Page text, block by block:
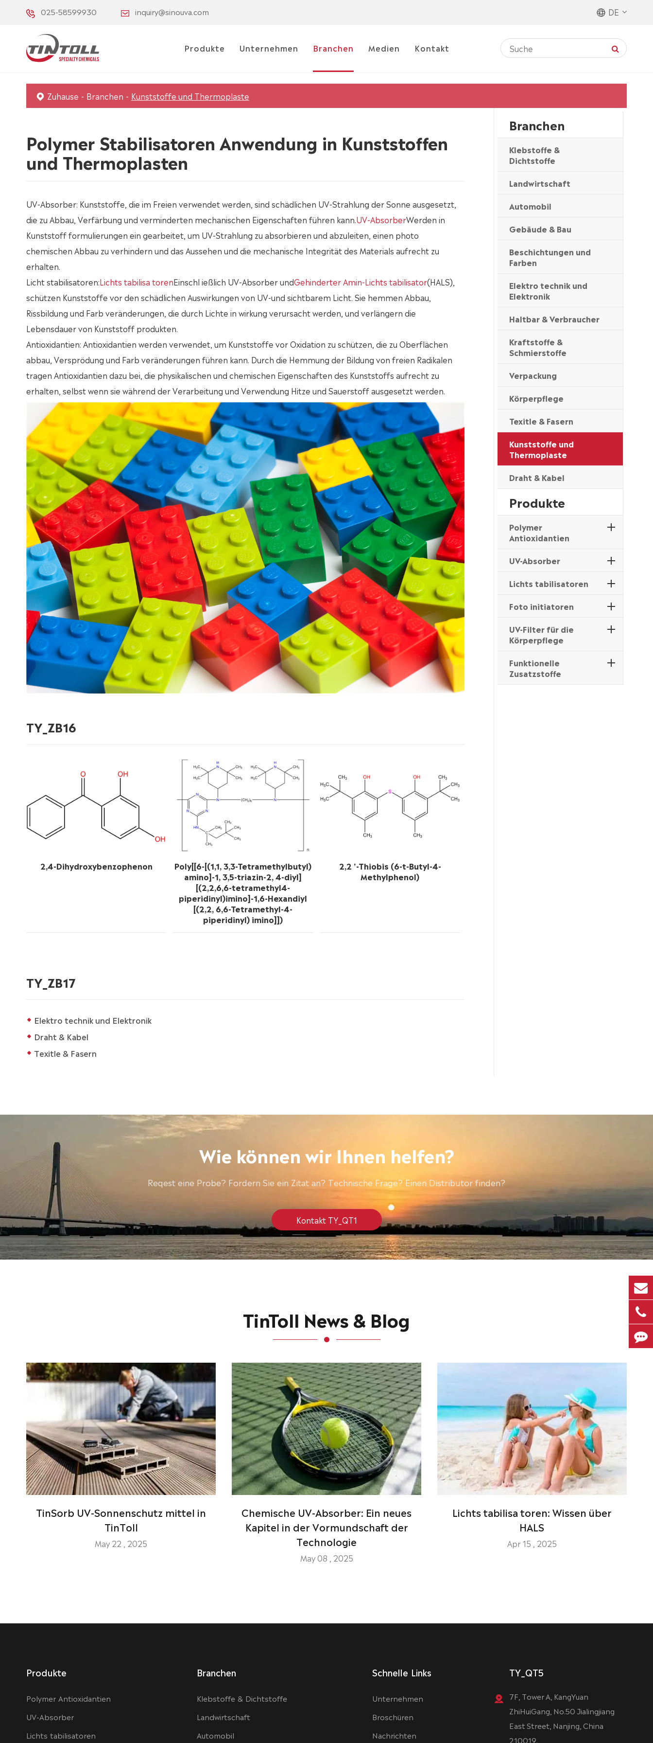
025-58599930 inquiry@sinouva.com DE
Produkte Unternehmen Branchen Medien Kontakt
Zuhause Branchen Kunststoffe und Thermoplaste
Polymer Stabilisatoren Anwendung in Kunststoffen
und Thermoplasten
UV-Absorber: Kunststoffe, die im Freien verwendet werden, sind schädlichen UV-Strahlung der Sonne ausgesetzt,
die zu Abbau, Verfärbung und verminderten mechanischen Eigenschaften führen kann.UV-AbsorberWerden in
Kunststoff formulierungen ein gearbeitet, um UV-Strahlung zu absorbieren und abzuleiten, einen photo
chemischen Abbau zu verhindern und das Aussehen und die mechanische Integrität des Materials aufrecht zu
erhalten.
Licht stabilisatoren:Lichts tabilisa torenEinschl ießlich UV-Absorber undGehinderter Amin-Lichts tabilisator(HALS),
schützen Kunststoffe vor den schädlichen Auswirkungen von UV-und sichtbarem Licht. Sie hemmen Abbau,
Rissbildung und Farb veränderungen, die durch Lichte in wirkung verursacht werden, und verlängern die
Lebensdauer von Kunststoff produkten.
Antioxidantien: Antioxidantien werden verwendet, um Kunststoffe vor Oxidation zu schützen, die zu Oberflächen
abbau, Versprödung und Farb veränderungen führen kann. Durch die Hemmung der Bildung von freien Radikalen
tragen Antioxidantien dazu bei, die physikalischen und chemischen Eigenschaften des Kunststoffs aufrecht zu
erhalten, selbst wenn sie während der Verarbeitung und Verwendung Hitze und Sauerstoff ausgesetzt werden.
TY_ZB16
2,4-Dihydroxybenzophenon
Poly[[6-[(1,1, 3,3-Tetramethylbutyl)
amino]-1, 3,5-triazin-2, 4-diyl]
[(2,2,6,6-tetramethyl4-
piperidinyl)imino]-1,6-Hexandiyl
[(2,2, 6,6-Tetramethyl-4-
piperidinyl) imino]])
2,2 '-Thiobis (6-t-Butyl-4-
Methylphenol)
TY_ZB17
Elektro technik und Elektronik
Draht & Kabel
Texitle & Fasern
Branchen
Klebstoffe &
Dichtstoffe
Landwirtschaft
Automobil
Gebäude & Bau
Beschichtungen und
Farben
Elektro technik und
Elektronik
Haltbar & Verbraucher
Kraftstoffe &
Schmierstoffe
Verpackung
Körperpflege
Texitle & Fasern
Kunststoffe und
Thermoplaste
Draht & Kabel
Produkte
Polymer
Antioxidantien
UV-Absorber
Lichts tabilisatoren
Foto initiatoren
UV-Filter für die
Körperpflege
Funktionelle
Zusatzstoffe
Wie können wir Ihnen helfen?
Reqest eine Probe? Fordern Sie ein Zitat an? Technische Frage? Einen Distributor finden?
Kontakt TY_QT1
TinToll News & Blog
TinSorb UV-Sonnenschutz mittel in
TinToll
May 22 , 2025
Chemische UV-Absorber: Ein neues
Kapitel in der Vormundschaft der
Technologie
May 08 , 2025
Lichts tabilisa toren: Wissen über
HALS
Apr 15 , 2025
Produkte
Polymer Antioxidantien
UV-Absorber
Lichts tabilisatoren
Branchen
Klebstoffe & Dichtstoffe
Landwirtschaft
Automobil
Schnelle Links
Unternehmen
Broschüren
Nachrichten
TY_QT5
7F, Tower A, KangYuan
ZhiHuiGang, No.50 Jialingjiang
East Street, Nanjing, China
210019.